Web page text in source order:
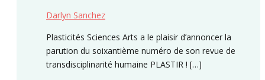
Darlyn Sanchez
Plasticités Sciences Arts a le plaisir d’annoncer la
parution du soixantième numéro de son revue de
transdisciplinarité humaine PLASTIR ! […]